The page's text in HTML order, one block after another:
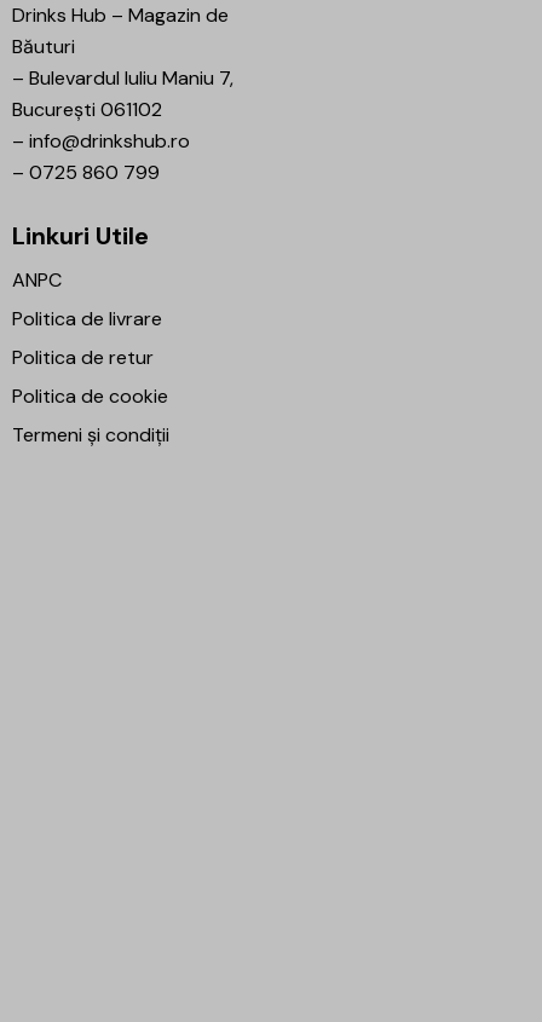
Drinks Hub – Magazin de
Băuturi
– Bulevardul Iuliu Maniu 7,
București 061102
– info@drinkshub.ro
– 0725 860 799
Linkuri Utile
ANPC
Politica de livrare
Politica de retur
Politica de cookie
Termeni și condiții